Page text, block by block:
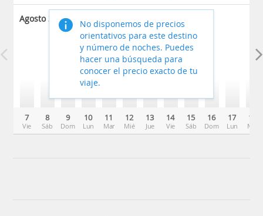
Agosto 2026
7
Vie
8
Sáb
9
Dom
10
Lun
11
Mar
12
Mié
13
Jue
14
Vie
15
Sáb
16
Dom
17
Lun
18
Mar
No disponemos de precios
orientativos para este destino
y número de noches. Puedes
hacer una búsqueda para
conocer el precio exacto de tu
viaje.